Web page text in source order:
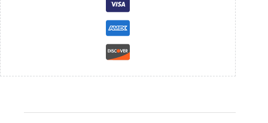
experiencias
incluidas
+
Traslados
quantity